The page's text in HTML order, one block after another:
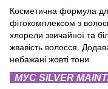
Косметична формула
фітокомплексом з
хлорели звичайної та
жвавість волосся.
небажані жовті тони.
МУС SILVER